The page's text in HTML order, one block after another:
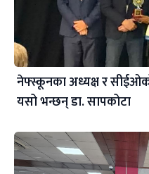
नेफ्स्कूनका अध्यक्ष र
यसो भन्छन् डा‍. सापकोटा